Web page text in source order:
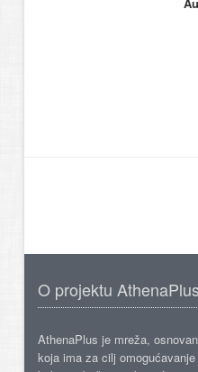
O projektu AthenaPlus
AthenaPlus je mreža,
koja ima za cilj